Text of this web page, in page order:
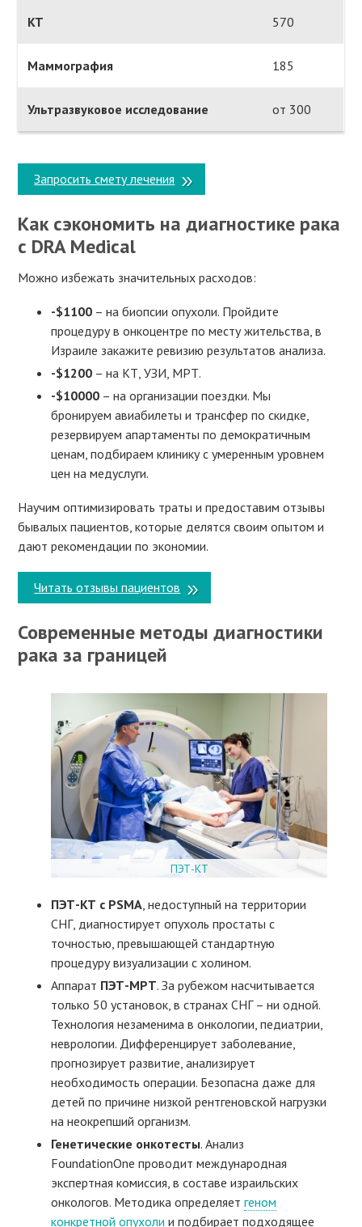
КТ 570
Маммография 185
Ультразвуковое исследование от 300
Запросить смету лечения
Как сэкономить на диагностике рака
с DRA Medical
Можно избежать значительных расходов:
-$1100– на биопсии опухоли. Пройдите
процедуру в онкоцентре по месту жительства, в
Израиле закажите ревизию результатов анализа.
-$1200– на КТ, УЗИ, МРТ.
-$10000– на организации поездки. Мы
бронируем авиабилеты и трансфер по скидке,
резервируем апартаменты по демократичным
ценам, подбираем клинику с умеренным уровнем
цен на медуслуги.
Научим оптимизировать траты и предоставим отзывы
бывалых пациентов, которые делятся своим опытом и
дают рекомендации по экономии.
Читать отзывы пациентов
Современные методы диагностики
рака за границей
ПЭТ-КТ
ПЭТ-КТ с PSMA, недоступный на территории
СНГ, диагностирует опухоль простаты с
точностью, превышающей стандартную
процедуру визуализации с холином.
Аппарат ПЭТ-МРТ. За рубежом насчитывается
только 50 установок, в странах СНГ – ни одной.
Технология незаменима в онкологии, педиатрии,
неврологии. Дифференцирует заболевание,
прогнозирует развитие, анализирует
необходимость операции. Безопасна даже для
детей по причине низкой рентгеновской нагрузки
на неокрепший организм.
Генетические онкотесты. Анализ
FoundationOne проводит международная
экспертная комиссия, в составе израильских
онкологов. Методика определяет геном
конкретной опухоли и подбирает подходящее